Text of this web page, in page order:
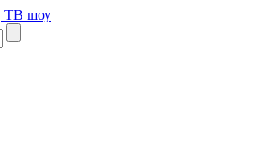
ТВ шоу